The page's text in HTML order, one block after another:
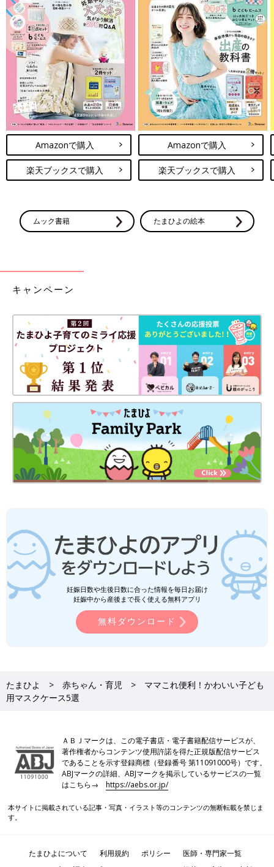
家でも外出でも役に立つ！マスクケース
はこれからの必需品
新型コロナウイルス感染予防対策でマスクが必
需品となりましたね。外出や食事の時などマス
クを外したり付けたりする時はどこに保管して
いますか？この記事では、そんな時に便利な
「マスクケース」をインスタグラムの投稿から
ご紹介します！おしゃれなものがたくさん揃っ
てますよ！
いかがでしたか？子ども向けのマスクケースは、お子さんが喜ん
で使ってくれるような工夫がたくさんあって、とてもかわいいも
のばかりでしたね。お気に入りのマスクケースがあれば、マスク
生活も楽しくなりそう！
（文：かな江）
※記事の内容は記載当時の情報であり、現在と異なる場合があり
ます。
Amazonで購入
楽天ブックスで購入
Amazonで購入
楽天ブックスで購入
ムック書籍 たまひよの絵本
キャンペーン
妊娠日数や生後日数に合った情報を毎日お届け
妊娠中から産後まで長く使える無料アプリ
無料ダウンロード
たまひよ 赤ちゃん・育児
ママこれ便利！かわいい子ども
用マスクケース5選
ＡＢＪマークは、この電子書店・電子書籍配信サービスが、
著作権者からコンテンツ使用許諾を得た正規版配信サービス
であることを示す登録商標（登録番号 第11091000号）です。
ABJマークの詳細、ABJマークを掲示しているサービスの一覧
はこちら→https://aebs.or.jp/
本サイトに掲載されている記事・写真・イラスト等のコンテンツの無断転載を禁じま
す。
たまひよについて 利用規約 ポリシー
医師・専門家一覧